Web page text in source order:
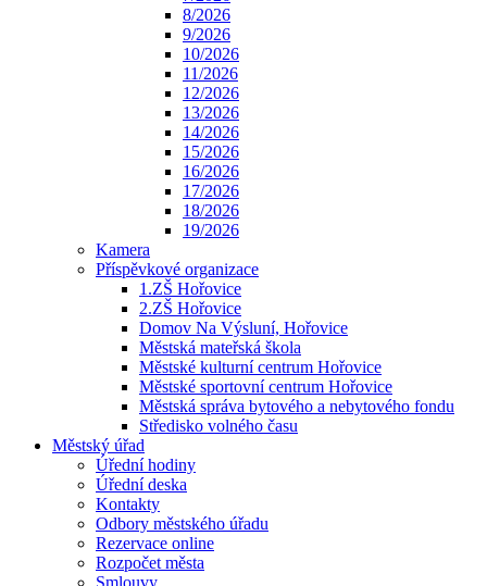
8/2026
9/2026
10/2026
11/2026
12/2026
13/2026
14/2026
15/2026
16/2026
17/2026
18/2026
19/2026
Kamera
Příspěvkové organizace
1.ZŠ Hořovice
2.ZŠ Hořovice
Domov Na Výsluní, Hořovice
Městská mateřská škola
Městské kulturní centrum Hořovice
Městské sportovní centrum Hořovice
Městská správa bytového a nebytového fondu
Středisko volného času
Městský úřad
Úřední hodiny
Úřední deska
Kontakty
Odbory městského úřadu
Rezervace online
Rozpočet města
Smlouvy